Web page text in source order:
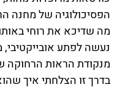
הפסיכולוגיה של מחנה
מה שדיכא את רוחי
נעשה לפתע
מנקודת הראות הרחוקה
בדרך זו הצלחתי איך